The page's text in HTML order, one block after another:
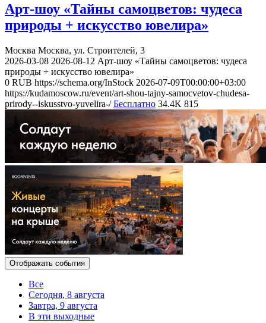
Арт-шоу «Тайны самоцветов: чудеса
природы + искусство ювелира»
Москва Москва, ул. Строителей, 3
2026-03-08 2026-08-12 Арт-шоу «Тайны самоцветов: чудеса
природы + искусство ювелира»
0 RUB https://schema.org/InStock 2026-07-09T00:00:00+03:00
https://kudamoscow.ru/event/art-shou-tajny-samocvetov-chudesa-
prirody--iskusstvo-yuvelira-/ Бесплатно 34.4K 815
Отображать события
Все
Сегодня, 8 августа
Завтра, 9 августа
В эти выходные